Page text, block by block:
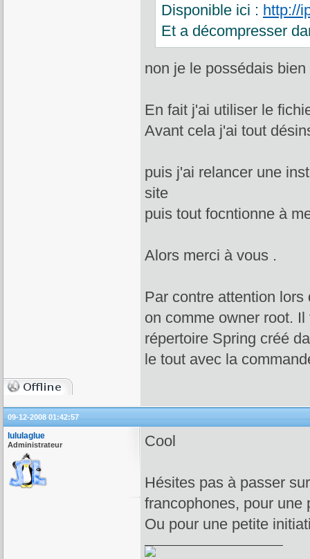
Disponible ici : http://
Et a décompresser
non je le possédais bien
En fait j'ai utiliser le
Avant cela j'ai tout
puis j'ai relancer une
site
puis tout focntionne à
Alors merci à vous .
Par contre attention
on comme owner root.
répertoire Spring créé
le tout avec la
09-12-2008 01:42:57
lululaglue
Administrateur Cool
Hésites pas à passer
francophones, pour une
Ou pour une petite